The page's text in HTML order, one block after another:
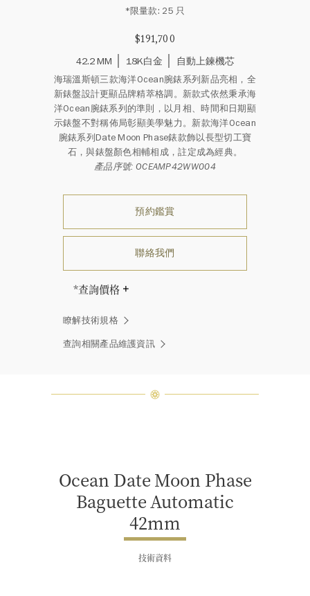
*限量款: 25 只
$191,700
42.2 MM
18K白金 自動上鍊機芯
海瑞溫斯頓三款海洋Ocean腕錶系列新品亮相，全
新錶盤設計更顯品牌精萃格調。新款式依然秉承海
洋Ocean腕錶系列的準則，以月相、時間和日期顯
示錶盤不對稱佈局彰顯美學魅力。新款海洋Ocean
腕錶系列Date Moon Phase錶款飾以長型切工寶
石，與錶盤顏色相輔相成，註定成為經典。
產品序號: OCEAMP42WW004
預約鑑賞
聯絡我們
*查詢價格
兩顆相同的鑽石。」 海瑞溫斯頓的每
一件高級珠寶作品也是如此：每個寶
石皆與眾不同而採用獨特鑲嵌方式，
瞭解技術規格
查詢相關產品維護資訊
Ocean Date Moon Phase
Baguette Automatic
42mm
技術資料